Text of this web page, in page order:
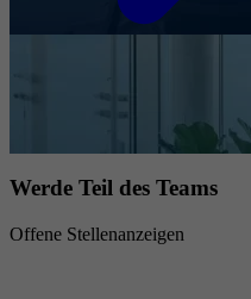
Werde Teil des Teams
Offene Stellenanzeigen